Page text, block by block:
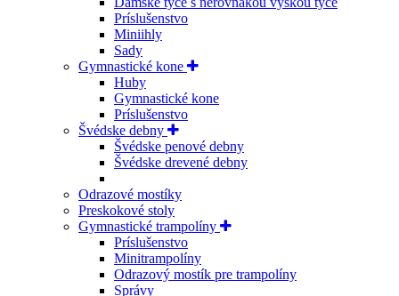
Príslušenstvo
Miniihly
Sady
Gymnastické kone
Huby
Gymnastické kone
Príslušenstvo
Švédske debny
Švédske penové debny
Švédske drevené debny
Odrazové mostíky
Preskokové stoly
Gymnastické trampolíny
Príslušenstvo
Minitrampolíny
Odrazový mostík pre trampolíny
Správy